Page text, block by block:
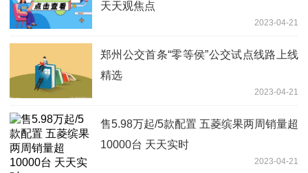
天天观焦点
2023-04-21
郑州公交首条“零等侯”公交试点线路上线
精选
2023-04-21
售5.98万起/5款配置 五菱缤果两周销量超
10000台 天天实时
2023-04-21